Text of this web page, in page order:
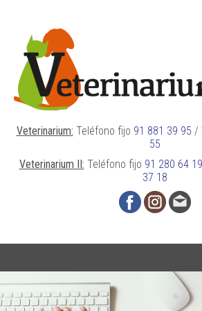
Veterinarium: Teléfono fijo 91 881 39 95 /
55
Veterinarium II: Teléfono fijo 91 280 64 19
37 18